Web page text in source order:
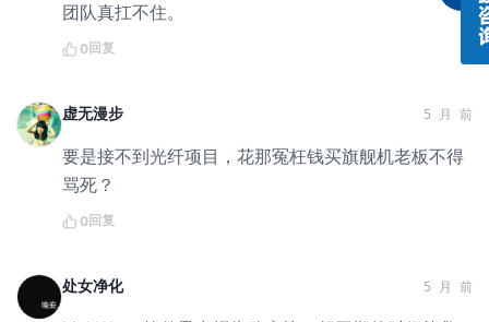
团队真扛不住。
0回复
虚无漫步 5 月 前
要是接不到光纤项目，花那冤枉钱买旗舰机老板不得
骂死？
0回复
处女净化 5 月 前